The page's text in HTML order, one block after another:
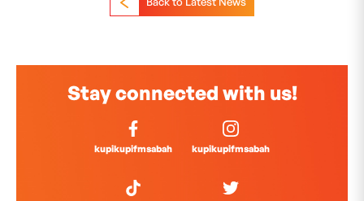
Stay connected with us!
kupikupifmsabah kupikupifmsabah